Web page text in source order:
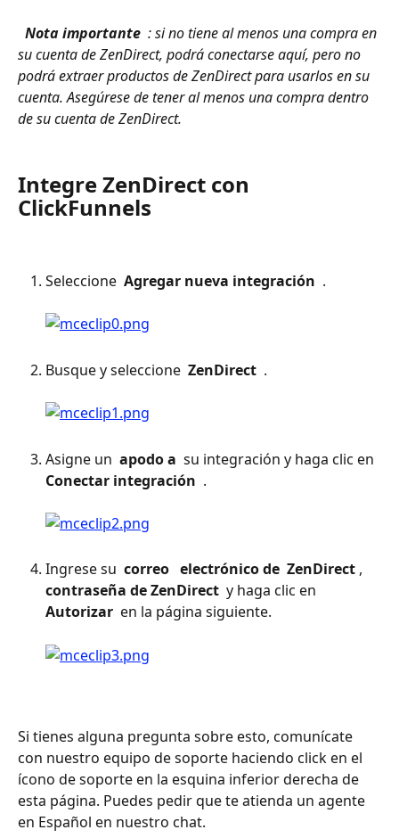
Nota importante : si no tiene al menos una compra en
su cuenta de ZenDirect, podrá conectarse aquí, pero no
podrá extraer productos de ZenDirect para usarlos en su
cuenta. Asegúrese de tener al menos una compra dentro
de su cuenta de ZenDirect.
Integre ZenDirect con
ClickFunnels
Seleccione Agregar nueva integración .
Busque y seleccione ZenDirect .
Asigne un apodo a su integración y haga clic en
Conectar integración .
Ingrese su correo electrónico de ZenDirect ,
contraseña de ZenDirect y haga clic en
Autorizar en la página siguiente.
Si tienes alguna pregunta sobre esto, comunícate
con nuestro equipo de soporte haciendo click en el
ícono de soporte en la esquina inferior derecha de
esta página. Puedes pedir que te atienda un agente
en Español en nuestro chat.